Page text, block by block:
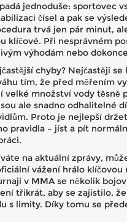
jednoduše: sportovec
čísel a pak se
trvá jen pár minut,
klíčové. Při nesprávném
výhodám nebo
chyby? Nejčastěji se
tím, že před měřením
velké množství vody těsně
ale snadno odhalitelné
Proto je nejlepší
pravidla – jíst a pít
na aktuální zprávy,
vážení hrálo klíčovou
v MMA se několik
třikrát, aby se zajistilo,
s limity. Díky tomu se